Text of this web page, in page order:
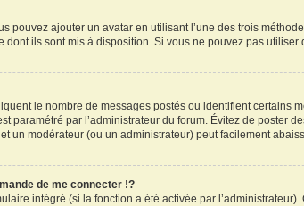
pouvez ajouter un avatar en utilisant l’une des trois
ils sont mis à disposition. Si vous ne pouvez pas utiliser
le nombre de messages postés ou identifient certains
paramétré par l’administrateur du forum. Évitez de poster
un modérateur (ou un administrateur) peut facilement
de me connecter !?
intégré (si la fonction a été activée par